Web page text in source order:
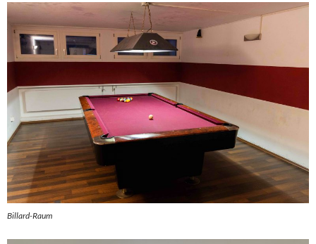
Billard-Raum